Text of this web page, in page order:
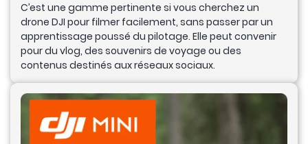
C’est une gamme pertinente si vous cherchez un
drone DJI pour filmer facilement, sans passer par un
apprentissage poussé du pilotage. Elle peut convenir
pour du vlog, des souvenirs de voyage ou des
contenus destinés aux réseaux sociaux.